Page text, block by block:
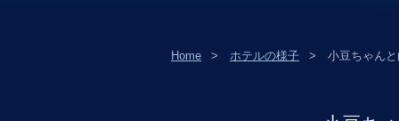
Home ホテルの様子 小豆ちゃん